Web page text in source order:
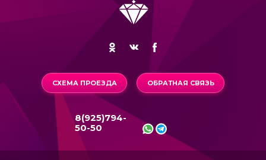
СХЕМА ПРОЕЗДА ОБРАТНАЯ СВЯЗЬ
8(925)794-
50-50